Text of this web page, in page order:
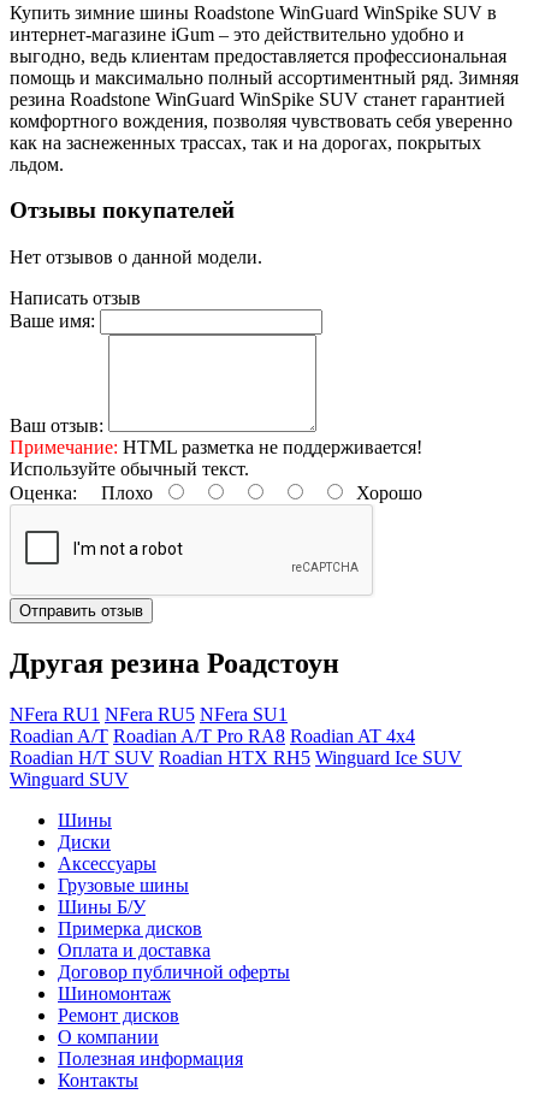
Купить зимние шины Roadstone WinGuard WinSpike SUV в
интернет-магазине iGum – это действительно удобно и
выгодно, ведь клиентам предоставляется профессиональная
помощь и максимально полный ассортиментный ряд. Зимняя
резина Roadstone WinGuard WinSpike SUV станет гарантией
комфортного вождения, позволяя чувствовать себя уверенно
как на заснеженных трассах, так и на дорогах, покрытых
льдом.
Отзывы покупателей
Нет отзывов о данной модели.
Написать отзыв
Ваше имя:
Ваш отзыв:
Примечание: HTML разметка не поддерживается!
Используйте обычный текст.
Оценка: Плохо Хорошо
Отправить отзыв
Другая резина Роадстоун
NFera RU1 NFera RU5 NFera SU1
Roadian A/T Roadian A/T Pro RA8 Roadian AT 4x4
Roadian H/T SUV Roadian HTX RH5 Winguard Ice SUV
Winguard SUV
Шины
Диски
Аксессуары
Грузовые шины
Шины Б/У
Примерка дисков
Оплата и доставка
Договор публичной оферты
Шиномонтаж
Ремонт дисков
О компании
Полезная информация
Контакты